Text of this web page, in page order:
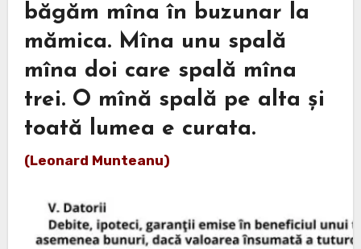
băgăm mîna în buzunar la
mămica. Mîna unu spală
mîna doi care spală mîna
trei. O mînă spală pe alta și
toată lumea e curata.
(Leonard Munteanu)